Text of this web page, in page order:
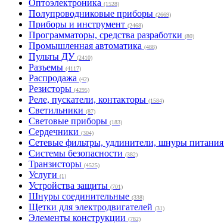
Оптоэлектроника (1528)
Полупроводниковые приборы (2669)
Приборы и инструмент (2468)
Программаторы, средства разработки (80)
Промышленная автоматика (488)
Пульты ДУ (2410)
Разъемы (4117)
Распродажа (42)
Резисторы (4295)
Реле, пускатели, контакторы (1584)
Светильники (87)
Световые приборы (183)
Сердечники (304)
Сетевые фильтры, удлинители, шнуры питания
Системы безопасности (382)
Транзисторы (4525)
Услуги (1)
Устройства защиты (701)
Шнуры соединительные (338)
Щетки для электродвигателей (31)
Элементы конструкции (782)